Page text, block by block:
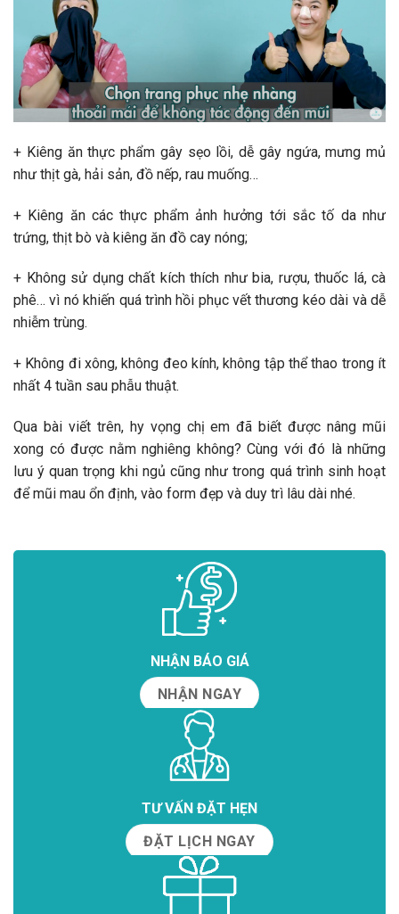
+ Kiêng ăn thực phẩm gây sẹo lồi, dễ gây ngứa, mưng mủ
như thịt gà, hải sản, đồ nếp, rau muống…
+ Kiêng ăn các thực phẩm ảnh hưởng tới sắc tố da như
trứng, thịt bò và kiêng ăn đồ cay nóng;
+ Không sử dụng chất kích thích như bia, rượu, thuốc lá, cà
phê… vì nó khiến quá trình hồi phục vết thương kéo dài và dễ
nhiễm trùng.
+ Không đi xông, không đeo kính, không tập thể thao trong ít
nhất 4 tuần sau phẫu thuật.
Qua bài viết trên, hy vọng chị em đã biết được nâng mũi
xong có được nằm nghiêng không? Cùng với đó là những
lưu ý quan trọng khi ngủ cũng như trong quá trình sinh hoạt
để mũi mau ổn định, vào form đẹp và duy trì lâu dài nhé.
NHẬN BÁO GIÁ
NHẬN NGAY
TƯ VẤN ĐẶT HẸN
ĐẶT LỊCH NGAY